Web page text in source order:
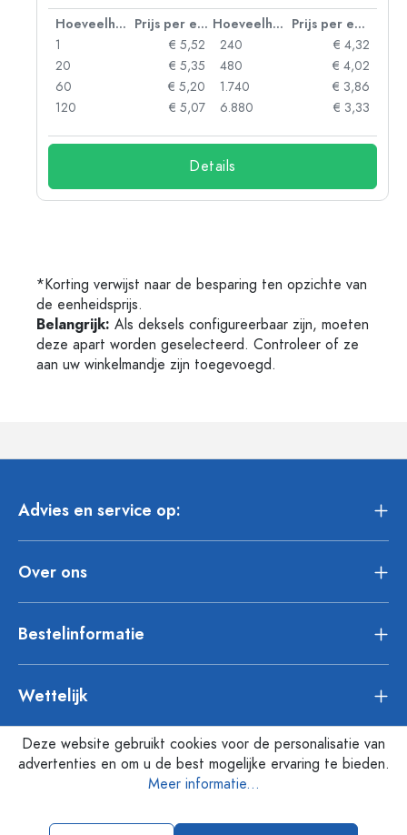
Hoeveelheid Prijs per eenheid Hoeveelheid
Prijs per eenheid
1
€ 5,52
20
€ 5,35
60
€ 5,20
120
€ 5,07
240
€ 4,32
480
€ 4,02
1.740
€ 3,86
6.880
€ 3,33
Details
*Korting verwijst naar de besparing ten opzichte van
de eenheidsprijs.
Belangrijk: Als deksels configureerbaar zijn, moeten
deze apart worden geselecteerd. Controleer of ze
aan uw winkelmandje zijn toegevoegd.
Advies en service op:
Over ons
Bestelinformatie
Wettelijk
Deze website gebruikt cookies voor de personalisatie van
advertenties en om u de best mogelijke ervaring te bieden.
Meer informatie...